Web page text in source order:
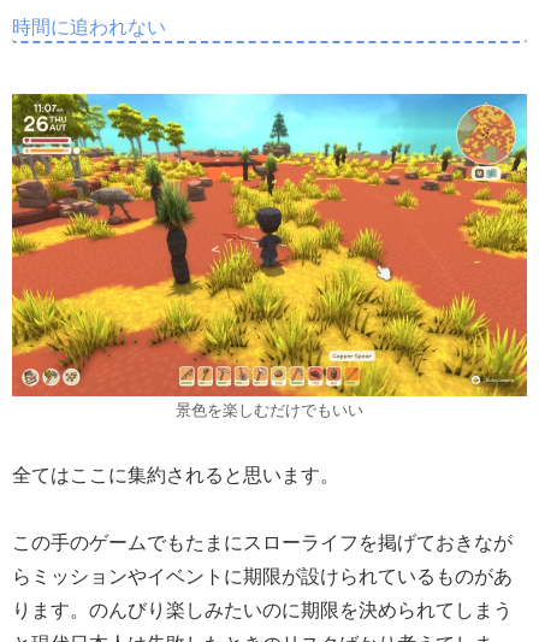
時間に追われない
景色を楽しむだけでもいい
全てはここに集約されると思います。
この手のゲームでもたまにスローライフを掲げておきなが
らミッションやイベントに期限が設けられているものがあ
ります。のんびり楽しみたいのに期限を決められてしまう